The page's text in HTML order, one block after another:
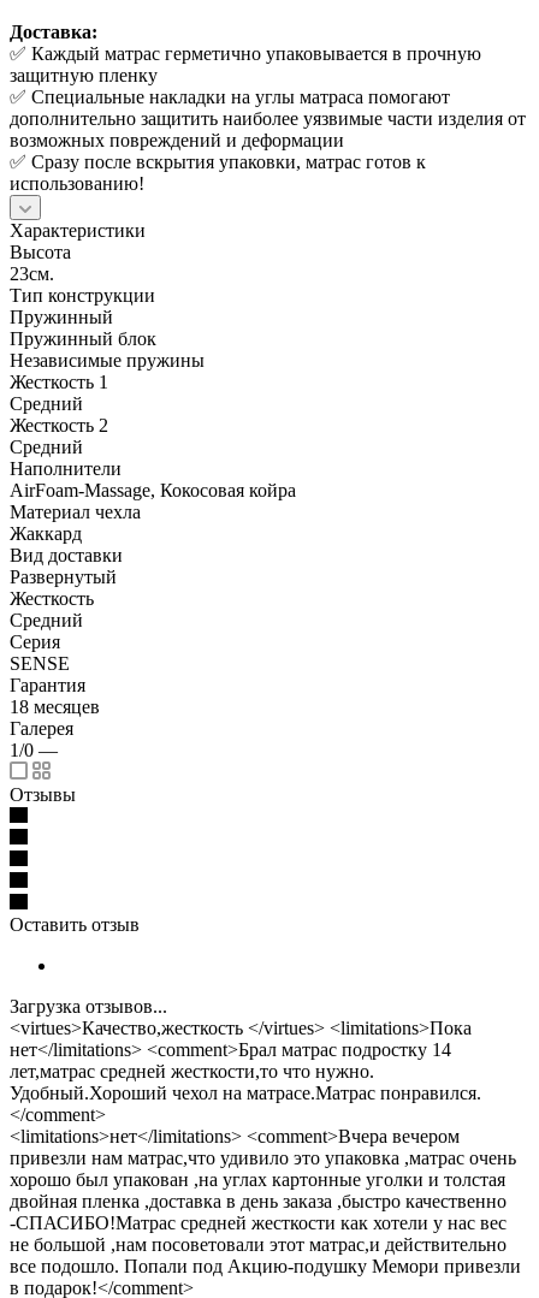
Доставка:
✅ Каждый матрас герметично упаковывается в прочную
защитную пленку
✅ Специальные накладки на углы матраса помогают
дополнительно защитить наиболее уязвимые части изделия от
возможных повреждений и деформации
✅ Сразу после вскрытия упаковки, матрас готов к
использованию!
Характеристики
Высота
23см.
Тип конструкции
Пружинный
Пружинный блок
Независимые пружины
Жесткость 1
Средний
Жесткость 2
Средний
Наполнители
AirFoam-Massage, Кокосовая койра
Материал чехла
Жаккард
Вид доставки
Развернутый
Жесткость
Средний
Серия
SENSE
Гарантия
18 месяцев
Галерея
1/0 —
Отзывы
Оставить отзыв
Загрузка отзывов...
<virtues>Качество,жесткость </virtues> <limitations>Пока
нет</limitations> <comment>Брал матрас подростку 14
лет,матрас средней жесткости,то что нужно.
Удобный.Хороший чехол на матрасе.Матрас понравился.
</comment>
<limitations>нет</limitations> <comment>Вчера вечером
привезли нам матрас,что удивило это упаковка ,матрас очень
хорошо был упакован ,на углах картонные уголки и толстая
двойная пленка ,доставка в день заказа ,быстро качественно
-СПАСИБО!Матрас средней жесткости как хотели у нас вес
не большой ,нам посоветовали этот матрас,и действительно
все подошло. Попали под Акцию-подушку Мемори привезли
в подарок!</comment>